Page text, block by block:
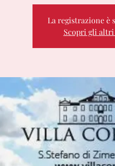
La registrazione è
Scopri gli